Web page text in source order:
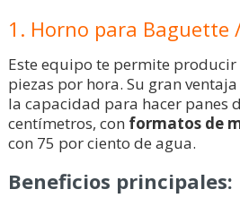
1. Horno para Baguette
Este equipo te permite
piezas por hora. Su gran
la capacidad para hacer panes
centímetros, con formatos de
con 75 por ciento de agua.
Beneficios principales: